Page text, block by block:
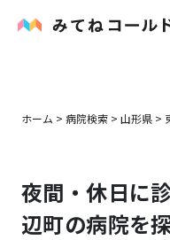
花粉症
ホーム > 病院検索 > 山形県 >
夜間・休日に
辺町の病院を